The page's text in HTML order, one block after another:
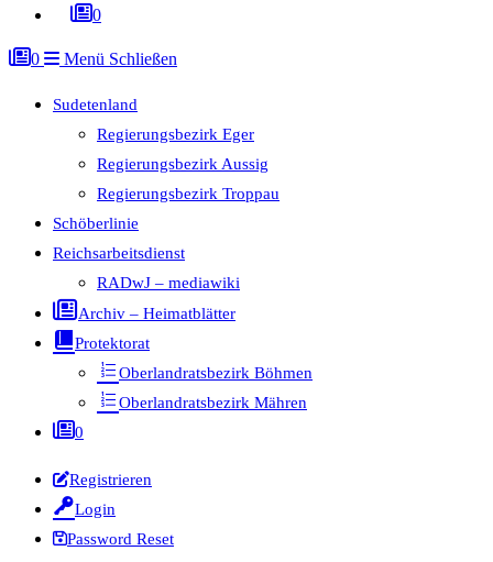
0
0 Menü Schließen
Sudetenland
Regierungsbezirk Eger
Regierungsbezirk Aussig
Regierungsbezirk Troppau
Schöberlinie
Reichsarbeitsdienst
RADwJ – mediawiki
Archiv – Heimatblätter
Protektorat
Oberlandratsbezirk Böhmen
Oberlandratsbezirk Mähren
0
Registrieren
Login
Password Reset